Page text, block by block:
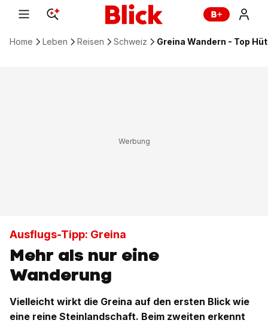
Home Leben Reisen Schweiz Greina Wandern - Top
Ausflugs-Tipp: Greina
Mehr als nur eine
Wanderung
Vielleicht wirkt die Greina auf den ersten Blick wie
eine reine Steinlandschaft. Beim zweiten erkennt